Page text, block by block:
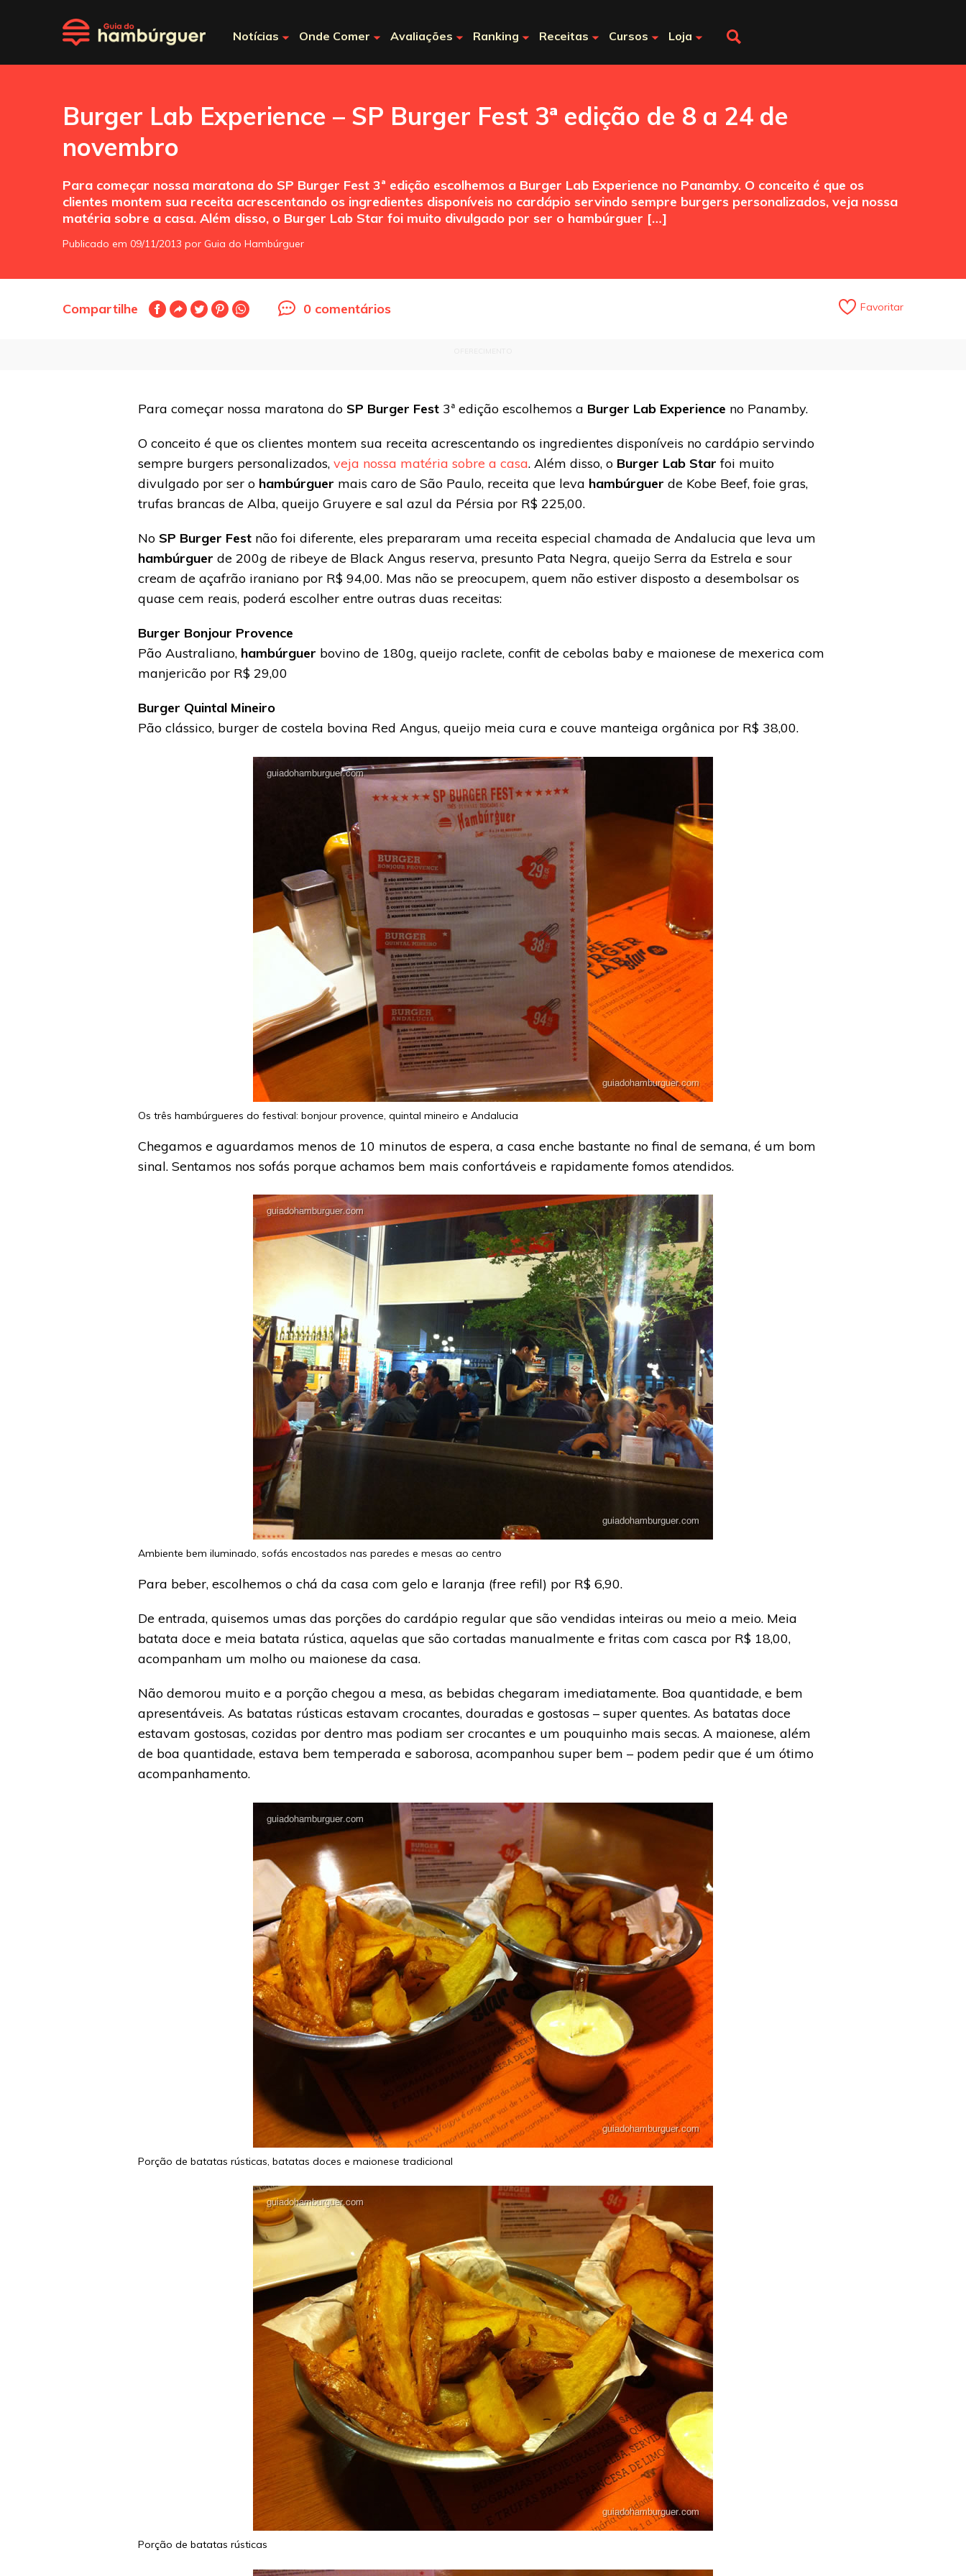
Notícias Onde Comer Avaliações Ranking Receitas Cursos Loja
Burger Lab Experience – SP Burger Fest 3ª edição de 8 a 24 de
novembro
Para começar nossa maratona do SP Burger Fest 3ª edição escolhemos a Burger Lab Experience no Panamby. O conceito é que os
clientes montem sua receita acrescentando os ingredientes disponíveis no cardápio servindo sempre burgers personalizados, veja nossa
matéria sobre a casa. Além disso, o Burger Lab Star foi muito divulgado por ser o hambúrguer […]
Publicado em 09/11/2013 por Guia do Hambúrguer
Compartilhe 0 comentários Favoritar
Para começar nossa maratona do SP Burger Fest 3ª edição escolhemos a Burger Lab Experience no Panamby.
O conceito é que os clientes montem sua receita acrescentando os ingredientes disponíveis no cardápio servindo
sempre burgers personalizados, veja nossa matéria sobre a casa. Além disso, o Burger Lab Star foi muito
divulgado por ser o hambúrguer mais caro de São Paulo, receita que leva hambúrguer de Kobe Beef, foie gras,
trufas brancas de Alba, queijo Gruyere e sal azul da Pérsia por R$ 225,00.
No SP Burger Fest não foi diferente, eles prepararam uma receita especial chamada de Andalucia que leva um
hambúrguer de 200g de ribeye de Black Angus reserva, presunto Pata Negra, queijo Serra da Estrela e sour
cream de açafrão iraniano por R$ 94,00. Mas não se preocupem, quem não estiver disposto a desembolsar os
quase cem reais, poderá escolher entre outras duas receitas:
Burger Bonjour Provence
Pão Australiano, hambúrguer bovino de 180g, queijo raclete, confit de cebolas baby e maionese de mexerica com
manjericão por R$ 29,00
Burger Quintal Mineiro
Pão clássico, burger de costela bovina Red Angus, queijo meia cura e couve manteiga orgânica por R$ 38,00.
Os três hambúrgueres do festival: bonjour provence, quintal mineiro e Andalucia
Chegamos e aguardamos menos de 10 minutos de espera, a casa enche bastante no final de semana, é um bom
sinal. Sentamos nos sofás porque achamos bem mais confortáveis e rapidamente fomos atendidos.
Ambiente bem iluminado, sofás encostados nas paredes e mesas ao centro
Para beber, escolhemos o chá da casa com gelo e laranja (free refil) por R$ 6,90.
De entrada, quisemos umas das porções do cardápio regular que são vendidas inteiras ou meio a meio. Meia
batata doce e meia batata rústica, aquelas que são cortadas manualmente e fritas com casca por R$ 18,00,
acompanham um molho ou maionese da casa.
Não demorou muito e a porção chegou a mesa, as bebidas chegaram imediatamente. Boa quantidade, e bem
apresentáveis. As batatas rústicas estavam crocantes, douradas e gostosas – super quentes. As batatas doce
estavam gostosas, cozidas por dentro mas podiam ser crocantes e um pouquinho mais secas. A maionese, além
de boa quantidade, estava bem temperada e saborosa, acompanhou super bem – podem pedir que é um ótimo
acompanhamento.
Porção de batatas rústicas, batatas doces e maionese tradicional
Porção de batatas rústicas